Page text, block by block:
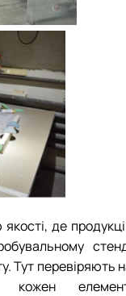
де
Тут перевіряють
кожен